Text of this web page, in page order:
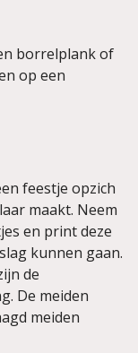
borrelplank of
op een
feestje opzich
maakt. Neem
en print deze
kunnen gaan.
de
De meiden
meiden